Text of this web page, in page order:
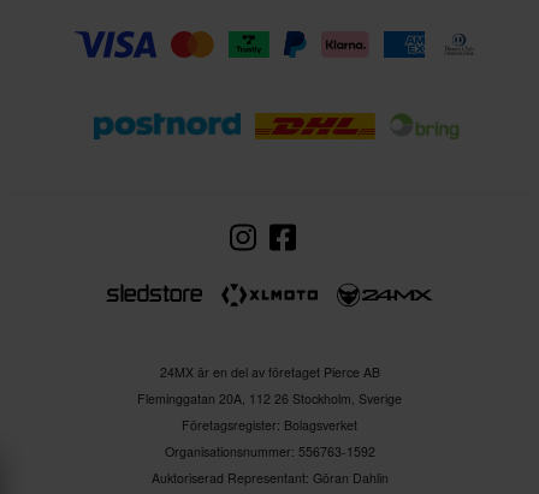
24MX är en del av företaget Pierce AB
Fleminggatan 20A, 112 26 Stockholm, Sverige
Företagsregister: Bolagsverket
Organisationsnummer: 556763-1592
Auktoriserad Representant: Göran Dahlin